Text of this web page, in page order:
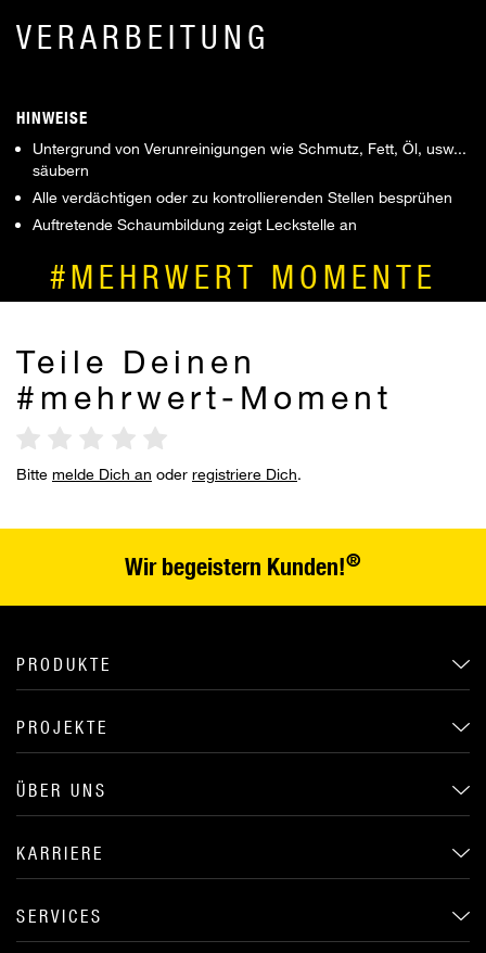
VERARBEITUNG
HINWEISE
Untergrund von Verunreinigungen wie Schmutz, Fett, Öl, usw...
säubern
Alle verdächtigen oder zu kontrollierenden Stellen besprühen
Auftretende Schaumbildung zeigt Leckstelle an
#MEHRWERT MOMENTE
Teile Deinen
#mehrwert-Moment
Bitte melde Dich an oder registriere Dich.
Wir begeistern Kunden!®
PRODUKTE
PROJEKTE
ÜBER UNS
KARRIERE
SERVICES